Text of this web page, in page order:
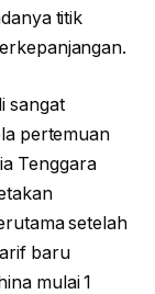
titik
sangat
pertemuan
Tenggara
setelah
baru
mulai 1